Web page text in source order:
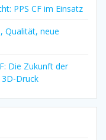
PPS CF im Einsatz
Qualität, neue
Die Zukunft der
Druck